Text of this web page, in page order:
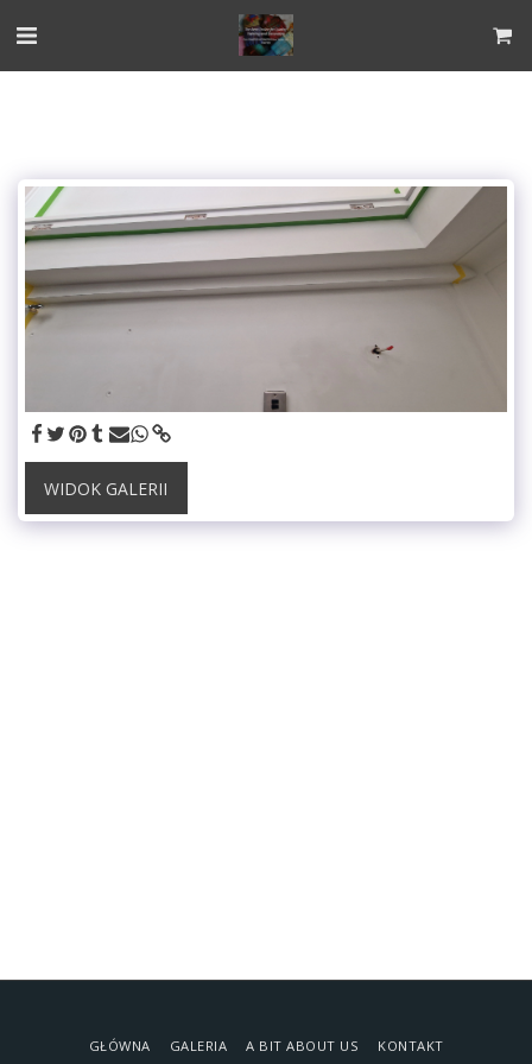
WIDOK GALERII
GŁÓWNA GALERIA A BIT ABOUT US KONTAKT